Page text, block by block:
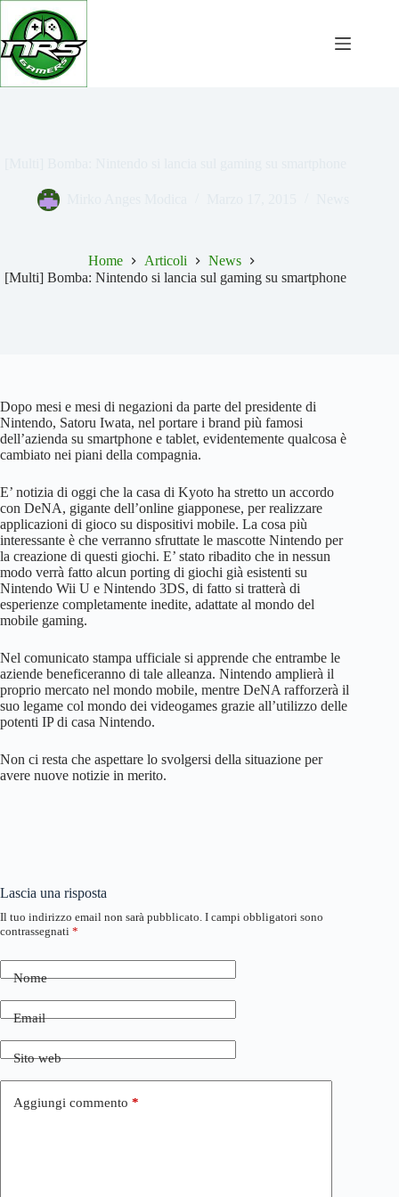
Salta
contenuto
Home Articoli
News
[Multi] Bomba: Nintendo si lancia sul gaming su smartphone
Dopo mesi e mesi di negazioni da parte del presidente di
Nintendo, Satoru Iwata, nel portare i brand più famosi
dell’azienda su smartphone e tablet, evidentemente qualcosa è
cambiato nei piani della compagnia.
E’ notizia di oggi che la casa di Kyoto ha stretto un accordo
con DeNA, gigante dell’online giapponese, per realizzare
applicazioni di gioco su dispositivi mobile. La cosa più
interessante è che verranno sfruttate le mascotte Nintendo per
la creazione di questi giochi. E’ stato ribadito che in nessun
modo verrà fatto alcun porting di giochi già esistenti su
Nintendo Wii U e Nintendo 3DS, di fatto si tratterà di
esperienze completamente inedite, adattate al mondo del
mobile gaming.
Nel comunicato stampa ufficiale si apprende che entrambe le
aziende beneficeranno di tale alleanza. Nintendo amplierà il
proprio mercato nel mondo mobile, mentre DeNA rafforzerà il
suo legame col mondo dei videogames grazie all’utilizzo delle
potenti IP di casa Nintendo.
Non ci resta che aspettare lo svolgersi della situazione per
avere nuove notizie in merito.
Lascia una risposta
Il tuo indirizzo email non sarà pubblicato. I campi obbligatori sono
contrassegnati *
Nome
Email
Sito web
Aggiungi commento *